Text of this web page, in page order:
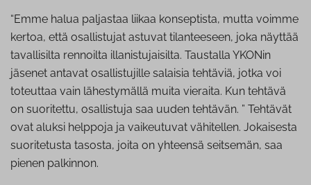
“Emme halua paljastaa liikaa konseptista, mutta voimme
kertoa, että osallistujat astuvat tilanteeseen, joka näyttää
tavallisilta rennoilta illanistujaisilta. Taustalla YKONin
jäsenet antavat osallistujille salaisia tehtäviä, jotka voi
toteuttaa vain lähestymällä muita vieraita. Kun tehtävä
on suoritettu, osallistuja saa uuden tehtävän. ” Tehtävät
ovat aluksi helppoja ja vaikeutuvat vähitellen. Jokaisesta
suoritetusta tasosta, joita on yhteensä seitsemän, saa
pienen palkinnon.